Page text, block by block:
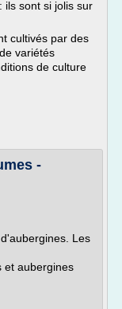
ils sont si jolis sur
cultivés par des
variétés
de culture
-
Les
et aubergines